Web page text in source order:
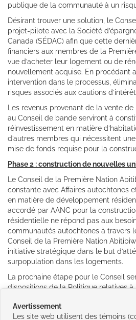
publique de la communauté à un
Désirant trouver une solution, le
projet-pilote avec la Société
Canada (SÉDAC) afin que cette
financiers aux membres de la
vue d’acheter leur logement ou de
nouvellement acquise. En procédant
intervention dans le processus,
risques associés aux cautions
Les revenus provenant de la vente
au Conseil de bande serviront à
réinvestissement en matière
d’autres membres qui nécessitent
mise de fonds requise pour la
Phase 2 : construction de nouvelles
Le Conseil de la Première Nation
constante avec Affaires autochtones
en matière de développement
accordé par AANC pour la
résidentielle ne répond pas aux
communautés autochtones à travers
Conseil de la Première Nation
initiative stratégique dans le but
surpopulation dans les logements.
La prochaine étape pour le Conseil
dispositions de la Politique relatives
sur pied et les travaux se poursuivront
Avertissement
Les site web utilisent des témoins